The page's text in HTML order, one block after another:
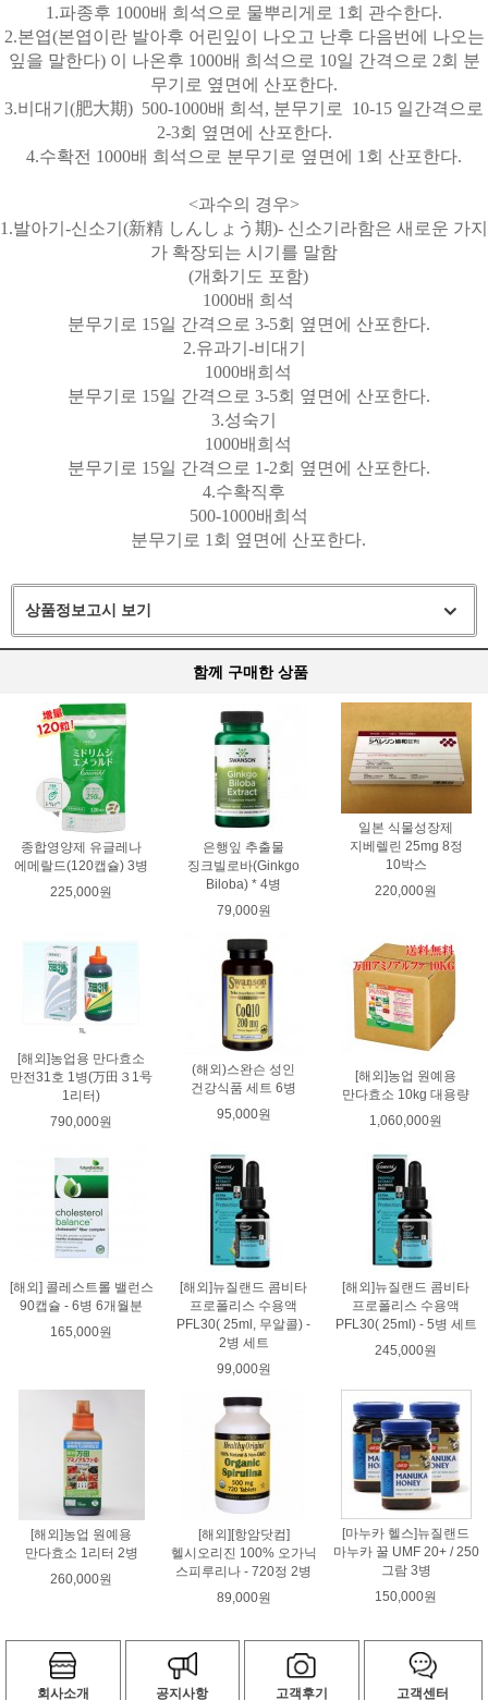
1.파종후 1000배 희석으로 물뿌리게로 1 회 관수한다.
2.본엽(본엽이란 발아후 어린잎이 나오고 난후 다음번에 나오는
잎을 말한다) 이 나온후 1000배 희석으로 10일 간격으로 2회 분
무기로 옆면에 산포한다.
3.비대기 (肥大期) 500-1000배 희석, 분무기로 10-15 일간격으로
2-3회 옆면에 산포한다.
4.수확전 1000배 희석으로 분무기로 옆면에 1 회 산포한다.
<과수의 경우>
1.발아기 -신소기 (新精 しんしょう 期)- 신소기라함은 새로운 가지
가 확장되는 시기를 말함
(개화기도 포함)
1000배 희석
분무기로 15일 간격으로 3-5회 옆면에 산포한다.
2.유과기 -비대기
1000배희석
분무기로 15일 간격으로 3-5회 옆면에 산포한다.
3.성숙기
1000배희석
분무기로 15일 간격으로 1-2회 옆면에 산포한다.
4.수확직후
500-1000배희석
분무기로 1 회 옆면에 산포한다.
상품정보고시 보기
함께 구매한 상품
종합영양제 유글레나
에메랄드(120캡슐) 3병
225,000원
은행잎 추출물
징크빌로바(Ginkgo
Biloba) * 4병
79,000원
일본 식물성장제
지베렐린 25mg 8정
10박스
220,000원
[해외]농업용 만다효소
만전31호 1병(万田３1号
1리터)
790,000원
(해외)스완슨 성인
건강식품 세트 6병
95,000원
[해외]농업 원예용
만다효소 10kg 대용량
1,060,000원
[해외] 콜레스트롤 밸런스
90캡슐 - 6병 6개월분
165,000원
[해외]뉴질랜드 콤비타
프로폴리스 수용액
PFL30( 25ml, 무알콜) -
2병 세트
99,000원
[해외]뉴질랜드 콤비타
프로폴리스 수용액
PFL30( 25ml) - 5병 세트
245,000원
[해외]농업 원예용
만다효소 1리터 2병
260,000원
[해외][항암닷컴]
헬시오리진 100% 오가닉
스피루리나 - 720정 2병
89,000원
[마누카 헬스]뉴질랜드
마누카 꿀 UMF 20+ / 250
그람 3병
150,000원
회사소개 공지사항 고객후기 고객센터